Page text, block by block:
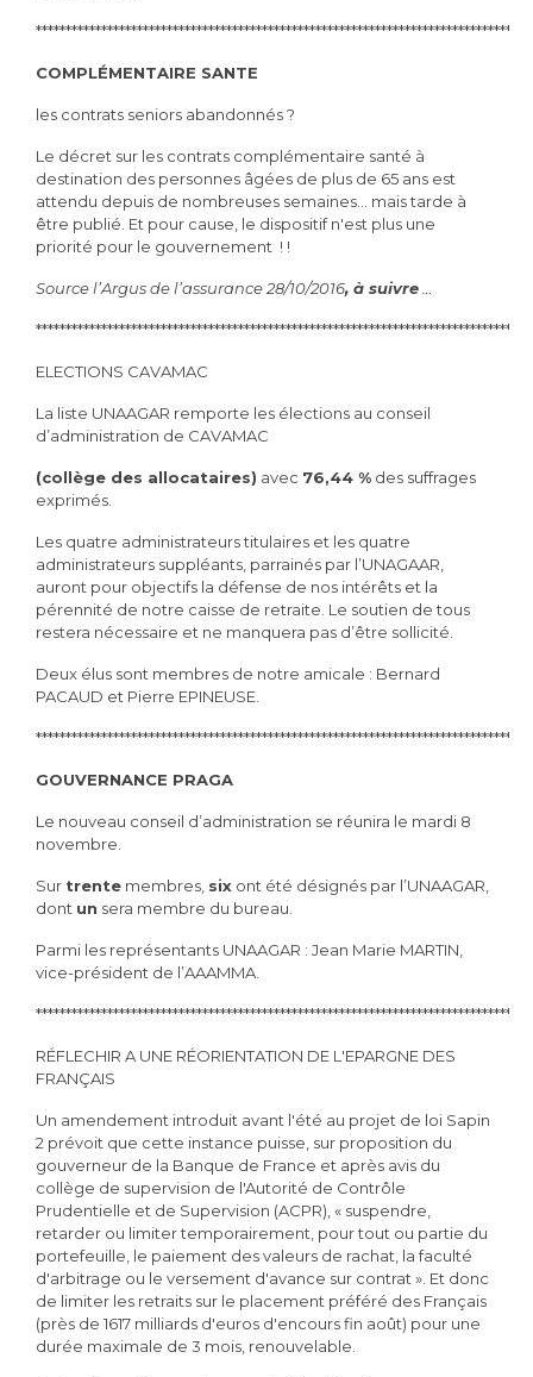
COMPLÉMENTAIRE SANTE
les contrats seniors abandonnés ?
Le décret sur les contrats complémentaire santé à
destination des personnes âgées de plus de 65 ans est
attendu depuis de nombreuses semaines... mais tarde à
être publié. Et pour cause, le dispositif n'est plus une
priorité pour le gouvernement ! !
Source l’Argus de l’assurance 28/10/2016, à suivre
ELECTIONS CAVAMAC
La liste UNAAGAR remporte les élections au conseil
d’administration de CAVAMAC
(collège des allocataires) avec 76,44 % des suffrages
exprimés.
Les quatre administrateurs titulaires et les quatre
administrateurs suppléants, parrainés par l’UNAGAAR,
auront pour objectifs la défense de nos intérêts et la
pérennité de notre caisse de retraite. Le soutien de tous
restera nécessaire et ne manquera pas d’être sollicité.
Deux élus sont membres de notre amicale : Bernard
PACAUD et Pierre EPINEUSE.
GOUVERNANCE PRAGA
Le nouveau conseil d’administration se réunira le mardi 8
novembre.
Sur trente membres, six ont été désignés par l’UNAAGAR,
dont un sera membre du bureau.
Parmi les représentants UNAAGAR : Jean Marie MARTIN,
vice-président de l’AAAMMA.
RÉFLECHIR A UNE RÉORIENTATION DE L'EPARGNE DES
FRANÇAIS
Un amendement introduit avant l'été au projet de loi Sapin
2 prévoit que cette instance puisse, sur proposition du
gouverneur de la Banque de France et après avis du
collège de supervision de l'Autorité de Contrôle
Prudentielle et de Supervision (ACPR), « suspendre,
retarder ou limiter temporairement, pour tout ou partie du
portefeuille, le paiement des valeurs de rachat, la faculté
d'arbitrage ou le versement d'avance sur contrat ». Et donc
de limiter les retraits sur le placement préféré des Français
(près de 1617 milliards d'euros d'encours fin août) pour une
durée maximale de 3 mois, renouvelable.